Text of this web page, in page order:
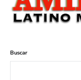
Buscar